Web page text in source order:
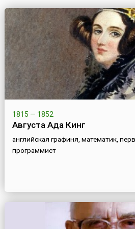
1815 — 1852
Августа Ада Кинг
английская графиня, математик,
программист